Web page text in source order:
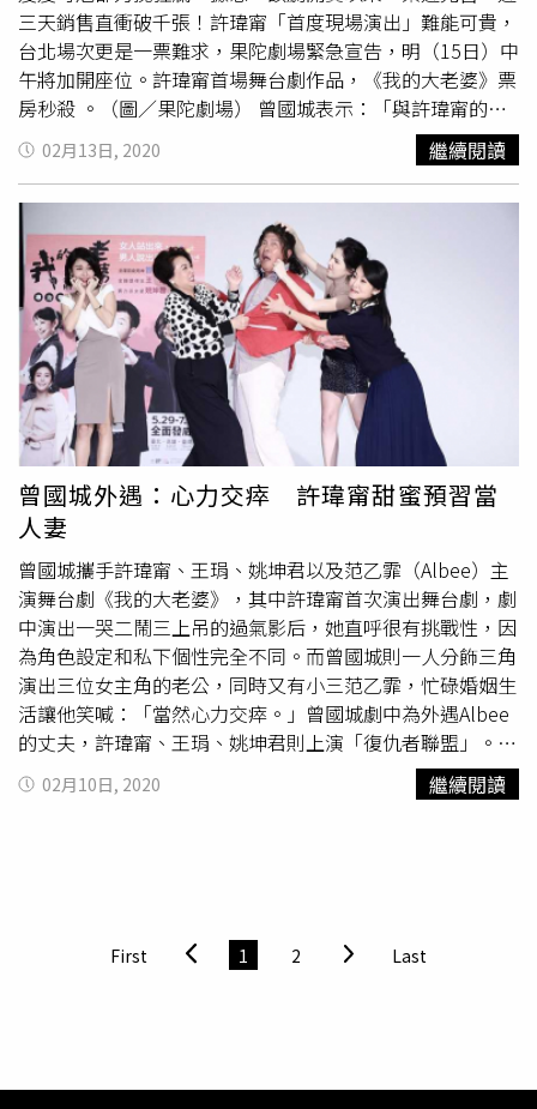
沒有做好，畢竟這不只是工作，也是自己熱愛的事情。（圖
／林士傑攝）楊千霈生日：3月9日重要舞台劇作品2012年
《不可兒戲》2013年《迷香》2014年《冒牌天使》2015年
《男言之隱》2016年《誰家老婆上錯床》2023年《京戲啟
示錄》2024年《把我娶回家》5/18 新竹縣政府文化局演藝
廳6/1-2 臺中國家歌劇院6/8 高雄衛武營戲劇院6/15 桃園展
演中心7/6臺南文化中心7/27-28 雲林表演廳
選角過程不太容易，反倒是先確定年輕演員，「我最早決定
的是温温（温貞菱），在《不想一個人》當過她的老師、上
過表演課，我那時就覺得這個女生很有趣，很喜歡用表演去
嚇人家。」接下來是飾演外送員的蕭東意，因為他拍的「匿
名者」系列影片而受到王琄注意。最重要的四姊妹選角，她
找來阿嬌（謝汶錡）飾演大姊，「她看起來脆弱、纖細，但
在台上她就是超級大母雞，很會照顧別人，就是大姊。」而
二姊則邀請丁寧詮釋，王琄坦言「是求來的」，「我本來就
喜歡丁寧，覺得這個演員很棒，她講到她在家裡面當二姊的
傷心，我心想：『對，我就是要這個！』外表看起來很強
悍，但好需要被公平對待的渴望就會跑出來。」蔡燦得則是
在《再見，忠貞二村》飾演過王琄的女兒，這回在《四姊
妹》飾演小妹，演出不一樣的質地讓王琄讚譽有加，卻也成
為王琄的挑戰，「因為她經驗太多，甚至演藝工作上是我的
前輩，變成是我要磨練她，要耐著性子陪她深挖、探究，我
很感謝她願意開放及信任我，覺得很感動！」由鄭家榆與范
瑞君共飾ㄧ角的三姊則是王琄最困難的選角過程，「覺得家
榆好脆弱又好堅強，非常像老三的個性，感覺風一吹好像要
垮掉，但最後她是家裡最堅強的。瑞君就是聰明又好的演
員，她在台上比較有張力，但我希望老三角色要在收斂一
點，想把那個能量的稜角收圓一點，反而是家榆是要往前推
一點，她比較像是小精靈的跳躍，瑞君反而像是火炬，一下
子火很大，希望火不要太過耀眼。」稱這次能找來兩人共
演，「是老天爺的禮物」。「現在她們就像姐妹了，花了很
長一段時間要把這些人兜在一起，我是頭髮都白了！」王琄
回憶《四姊妹》最大挑戰是，「這次每個人都要一直活在台
上，這很考驗體力、專注力、意志力，很謝謝她們在台上一
直hold住自己。」故事工廠療癒劇場《四姊妹》10月起將
三天銷售直衝破千張！許瑋甯「首度現場演出」難能可貴，
台北場次更是一票難求，果陀劇場緊急宣告，明（15日）中
午將加開座位。許瑋甯首場舞台劇作品，《我的大老婆》票
房秒殺 。（圖／果陀劇場） 曾國城表示：「與許瑋甯的組
合搭配非常新鮮，也能預想在舞台上面對這樣的妻子該有多
麼身心操勞，但我想全天下不管是丈夫或妻子，一定非常有
位姊妹淘的丈夫。劇中他三段婚姻都有問題，於是三位女性
同胞決定在同病相憐之際，連成一氣，聯手抓出幸福危機的
真兇！舞台劇《我的大老婆》以三個女人聊天為主要時間
軸，婚姻忠誠、出軌本色為主幹，上演多種樣貌婚姻中的攻
擊與防衛戰，台詞對白直接又犀利，為的就是「讓男人看懂
女人心、讓女人讀懂男人腦」，《我的大老婆》即將於5月
29至31日國家戲劇院盛大首演，緊接著前往6月20至21日高
雄至德堂、7月4至5日
臺南文化中心 ，全面發威！欲速購票
請洽兩廳院售票系統或果陀劇場。果陀劇場‧兩性舞台喜劇
《我的大老婆》台北 國家戲劇院2020/05/29(五) 19:30 *即
將完售2020/05/30(六) 14:30 *即將完售2020/05/30(六)
19:30 *即將完售2020/05/31(日) 14:30 *即將完售高雄 文化
中心至德堂2020/06/20（六）19:30 *熱烈搶售中
2020/06/21（日）14:30 *熱烈搶售中臺南 文化中心演藝廳
2020/07/04（六）19:30 *熱烈搶售中2020/07/05（日）
14:30 *熱烈搶售中【票價】(國家戲劇院) 600、900、
1200、1500、1800、2200、2500、3000(高雄、台南)
500、900、1400、1700、2000、2300、2600購票請洽兩
廳院售票系統
02月13日, 2020 繼續閱讀
曾國城外遇：心力交瘁 許瑋甯甜蜜預習當
人妻
曾國城攜手許瑋甯、王琄、姚坤君以及范乙霏（Albee）主
演舞台劇《我的大老婆》，其中許瑋甯首次演出舞台劇，劇
中演出一哭二鬧三上吊的過氣影后，她直呼很有挑戰性，因
為角色設定和私下個性完全不同。而曾國城則一人分飾三角
演出三位女主角的老公，同時又有小三范乙霏，忙碌婚姻生
活讓他笑喊：「當然心力交瘁。」曾國城劇中為外遇Albee
的丈夫，許瑋甯、王琄、姚坤君則上演「復仇者聯盟」。
（圖／彭子桓攝影）35歲的許瑋甯戲中老公外遇，戲外她和
攝影師劉又年戀情穩定，去年底被爆低調祕婚後曾出面澄
外多出不少時間相處。姚坤君劇中是一位生活無趣的出版社
主編。（圖／彭子桓攝影）許瑋甯演出過氣影后，與自己個
甯、王琄、姚坤君 飾）分別來自不同家庭、職業，擁有不
02月10日, 2020 繼續閱讀
First 1 2 Last